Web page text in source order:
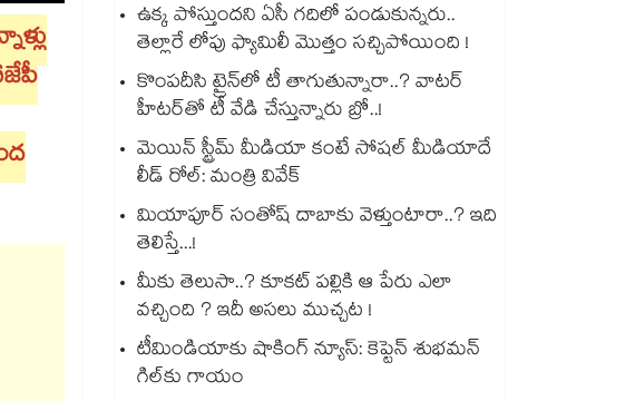
ఉక్క పోస్తుందని ఏసీ గదిలో పండుకున్నరు..
తెల్లారే లోపు ఫ్యామిలీ మొత్తం సచ్చిపోయింది !
కొంపదీసి ట్రైన్⁬లో టీ తాగుతున్నారా..? వాటర్
హీటర్⁭⁭తో టీ వేడి చేస్తున్నారు బ్రో..!
మెయిన్ స్ట్రీమ్ మీడియా కంటే సోషల్ మీడియాదే
లీడ్ రోల్: మంత్రి వివేక్
మియాపూర్ సంతోష్ దాబాకు వెళ్తుంటారా..? ఇది
తెలిస్తే...!
మీకు తెలుసా..? కూకట్ పల్లికి ఆ పేరు ఎలా
వచ్చింది ? ఇదీ అసలు ముచ్చట !
టీమిండియాకు షాకింగ్ న్యూస్: కెప్టెన్ శుభమన్
గిల్‎కు గాయం